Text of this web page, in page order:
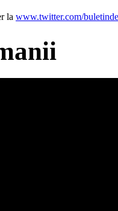
la www.twitter.com/